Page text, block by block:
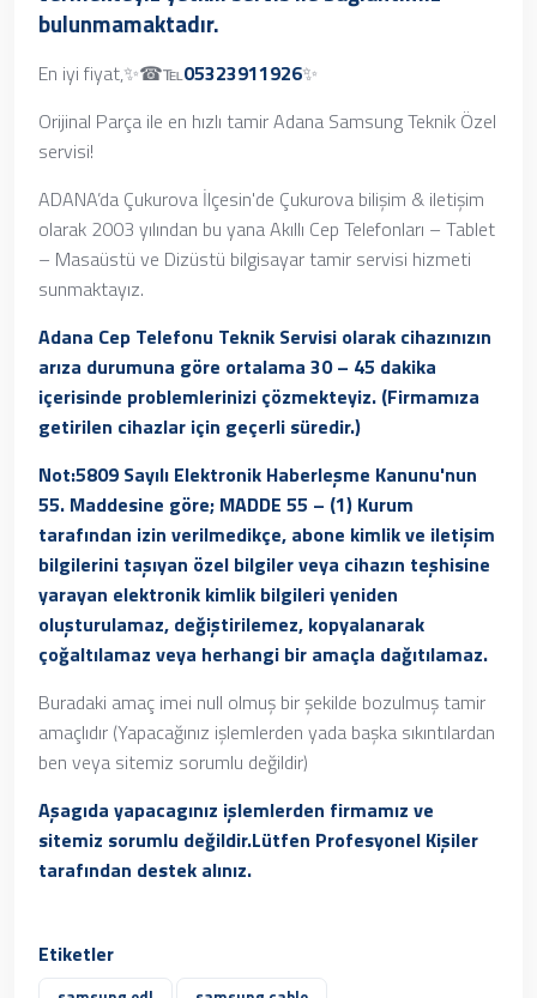
bulunmamaktadır.
En iyi fiyat,✨☎℡05323911926✨
Orijinal Parça ile en hızlı tamir Adana Samsung Teknik Özel
servisi!
ADANA’da Çukurova İlçesin'de Çukurova bilişim & iletişim
olarak 2003 yılından bu yana Akıllı Cep Telefonları – Tablet
– Masaüstü ve Dizüstü bilgisayar tamir servisi hizmeti
sunmaktayız.
Adana Cep Telefonu Teknik Servisi olarak cihazınızın
arıza durumuna göre ortalama 30 – 45 dakika
içerisinde problemlerinizi çözmekteyiz. (Firmamıza
getirilen cihazlar için geçerli süredir.)
Not:5809 Sayılı Elektronik Haberleşme Kanunu'nun
55. Maddesine göre; MADDE 55 – (1) Kurum
tarafından izin verilmedikçe, abone kimlik ve iletişim
bilgilerini taşıyan özel bilgiler veya cihazın teşhisine
yarayan elektronik kimlik bilgileri yeniden
oluşturulamaz, değiştirilemez, kopyalanarak
çoğaltılamaz veya herhangi bir amaçla dağıtılamaz.
Buradaki amaç imei null olmuş bir şekilde bozulmuş tamir
amaçlıdır (Yapacağınız işlemlerden yada başka sıkıntılardan
ben veya sitemiz sorumlu değildir)
Aşagıda yapacagınız işlemlerden firmamız ve
sitemiz sorumlu değildir.Lütfen Profesyonel Kişiler
tarafından destek alınız.
Etiketler